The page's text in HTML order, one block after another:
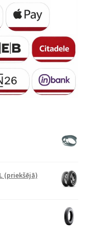
(priekšējā)